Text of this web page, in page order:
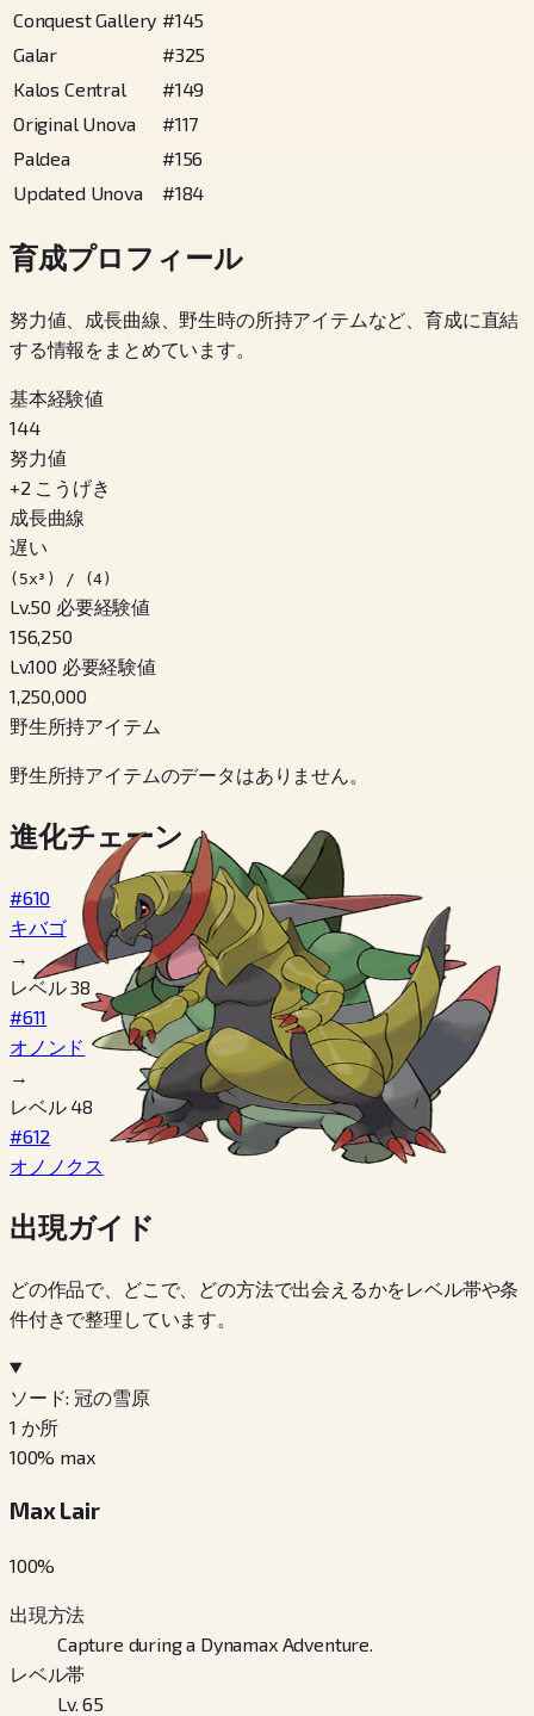
Conquest Gallery #145
Galar
#325
Kalos Central
#149
Original Unova
#117
Paldea
#156
Updated Unova
#184
育成プロフィール
努力値、成長曲線、野生時の所持アイテムなど、育成に直結
する情報をまとめています。
基本経験値
144
努力値
+2 こうげき
成長曲線
遅い
(5x³) / (4)
Lv.50 必要経験値
156,250
Lv.100 必要経験値
1,250,000
野生所持アイテム
野生所持アイテムのデータはありません。
進化チェーン
#610
キバゴ
→
レベル 38
#611
オノンド
→
レベル 48
#612
オノノクス
出現ガイド
どの作品で、どこで、どの方法で出会えるかをレベル帯や条
件付きで整理しています。
ソード: 冠の雪原
1 か所
100% max
Max Lair
100%
出現方法
Capture during a Dynamax Adventure.
レベル帯
Lv. 65